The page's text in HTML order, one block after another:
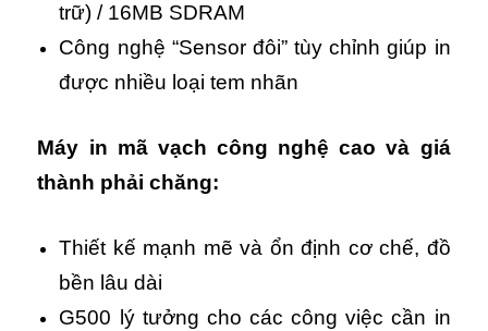
trữ) / 16MB SDRAM
Công nghệ “Sensor đôi” tùy chỉnh giúp in
được nhiều loại tem nhãn
Máy in mã vạch công nghệ cao và giá
thành phải chăng:
Thiết kế mạnh mẽ và ổn định cơ chế, đồ
bền lâu dài
G500 lý tưởng cho các công việc cần in